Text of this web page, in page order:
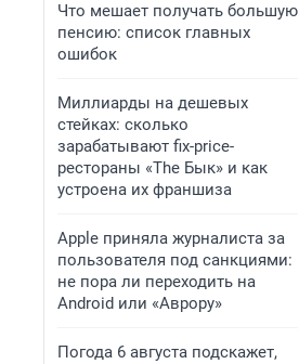
Что мешает получать большую
пенсию: список главных
ошибок
Миллиарды на дешевых
стейках: сколько
зарабатывают fix-price-
рестораны «The Бык» и как
устроена их франшиза
Apple приняла журналиста за
пользователя под санкциями:
не пора ли переходить на
Android или «Аврору»
Погода 6 августа подскажет,